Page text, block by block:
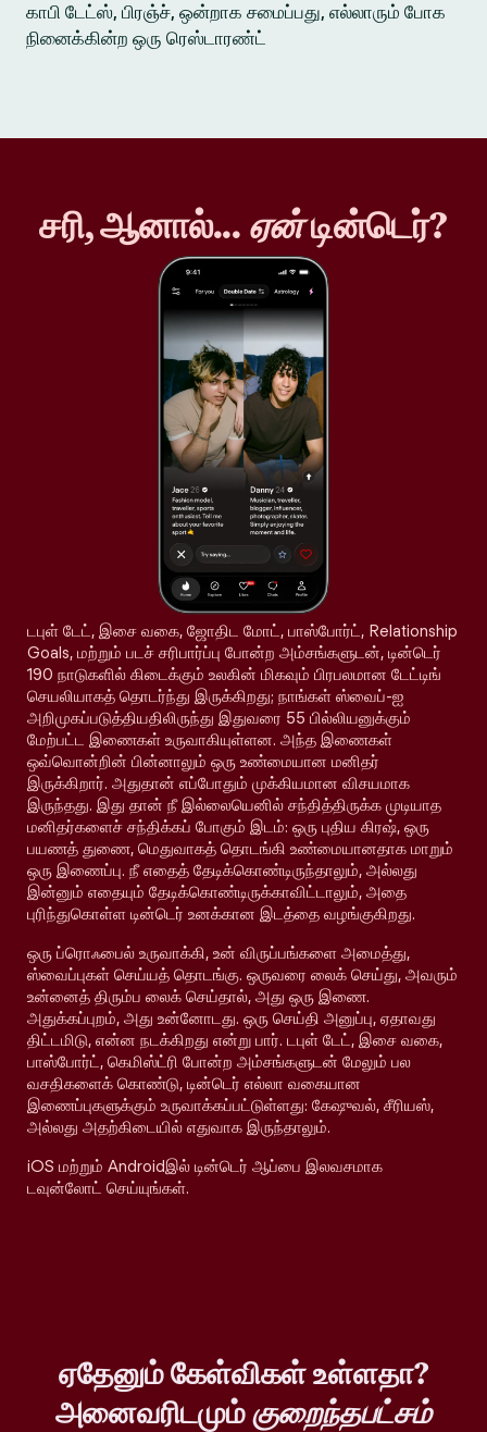
காபி டேட்ஸ், பிரஞ்ச், ஒன்றாக சமைப்பது, எல்லாரும் போக
நினைக்கின்ற ஒரு ரெஸ்டாரண்ட்
சரி, ஆனால்... ஏன்டின்டெர்?
டபுள் டேட், இசை வகை, ஜோதிட மோட், பாஸ்போர்ட், Relationship
Goals, மற்றும் படச் சரிபார்ப்பு போன்ற அம்சங்களுடன், டின்டெர்
190 நாடுகளில் கிடைக்கும் உலகின் மிகவும் பிரபலமான டேட்டிங்
செயலியாகத் தொடர்ந்து இருக்கிறது; நாங்கள் ஸ்வைப்-ஐ
அறிமுகப்படுத்தியதிலிருந்து இதுவரை 55 பில்லியனுக்கும்
மேற்பட்ட இணைகள் உருவாகியுள்ளன. அந்த இணைகள்
ஒவ்வொன்றின் பின்னாலும் ஒரு உண்மையான மனிதர்
இருக்கிறார். அதுதான் எப்போதும் முக்கியமான விசயமாக
இருந்தது. இது தான் நீ இல்லையெனில் சந்தித்திருக்க முடியாத
மனிதர்களைச் சந்திக்கப் போகும் இடம்: ஒரு புதிய கிரஷ், ஒரு
பயணத் துணை, மெதுவாகத் தொடங்கி உண்மையானதாக மாறும்
ஒரு இணைப்பு. நீ எதைத் தேடிக்கொண்டிருந்தாலும், அல்லது
இன்னும் எதையும் தேடிக்கொண்டிருக்காவிட்டாலும், அதை
புரிந்துகொள்ள டின்டெர் உனக்கான இடத்தை வழங்குகிறது.
ஒரு ப்ரொஃபைல் உருவாக்கி, உன் விருப்பங்களை அமைத்து,
ஸ்வைப்புகள் செய்யத் தொடங்கு. ஒருவரை லைக் செய்து, அவரும்
உன்னைத் திரும்ப லைக் செய்தால், அது ஒரு இணை.
அதுக்கப்புறம், அது உன்னோடது. ஒரு செய்தி அனுப்பு, ஏதாவது
திட்டமிடு, என்ன நடக்கிறது என்று பார். டபுள் டேட், இசை வகை,
பாஸ்போர்ட், கெமிஸ்ட்ரி போன்ற அம்சங்களுடன் மேலும் பல
வசதிகளைக் கொண்டு, டின்டெர் எல்லா வகையான
இணைப்புகளுக்கும் உருவாக்கப்பட்டுள்ளது: கேஷுவல், சீரியஸ்,
அல்லது அதற்கிடையில் எதுவாக இருந்தாலும்.
iOS மற்றும் Androidஇல் டின்டெர் ஆப்பை இலவசமாக
டவுன்லோட் செய்யுங்கள்.
ஏதேனும் கேள்விகள் உள்ளதா?
அனைவரிடமும்குறைந்தபட்சம்